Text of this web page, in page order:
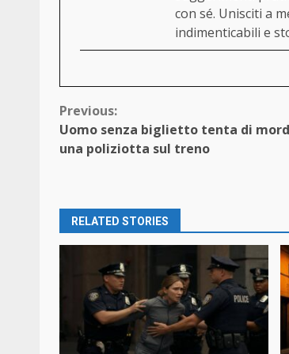
con sé. Unisciti a
indimenticabili e
Continue
Reading
Previous:
Uomo senza biglietto tenta di
una poliziotta sul treno
RELATED STORIES